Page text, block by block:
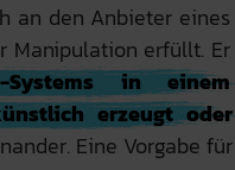
an den Anbieter eines
Manipulation erfüllt. Er
in einem
erzeugt oder
Eine Vorgabe für